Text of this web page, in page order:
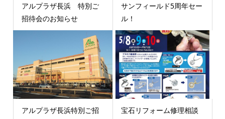
アルプラザ長浜 特別ご
招待会のお知らせ
サンフィールド5周年セー
ル！
アルプラザ長浜特別ご招
宝石リフォーム修理相談